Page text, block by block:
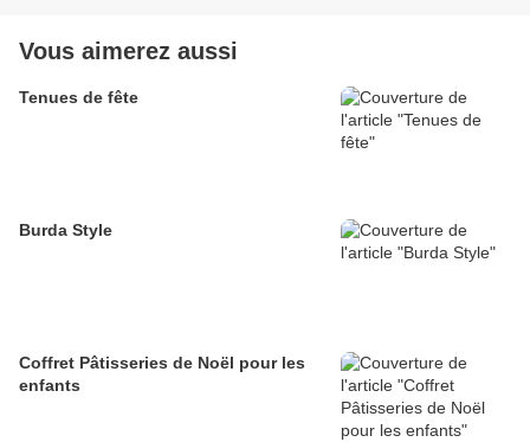
Vous aimerez aussi
Tenues de fête
Burda Style
Coffret Pâtisseries de Noël pour les
enfants